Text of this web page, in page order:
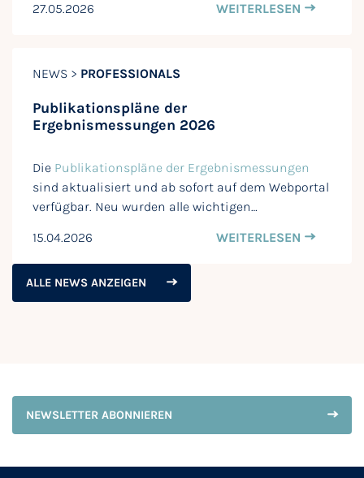
27.05.2026
WEITERLESEN
NEWS > PROFESSIONALS
Publikationspläne der
Ergebnismessungen 2026
Die Publikationspläne der Ergebnismessungen
sind aktualisiert und ab sofort auf dem Webportal
verfügbar. Neu wurden alle wichtigen…
15.04.2026
WEITERLESEN
ALLE NEWS ANZEIGEN
NEWSLETTER ABONNIEREN